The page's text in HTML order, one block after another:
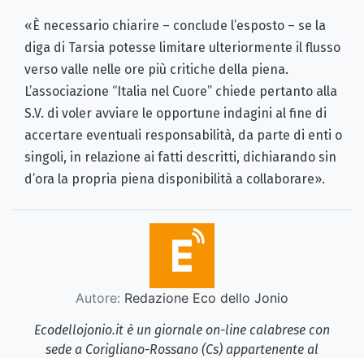
«È necessario chiarire – conclude l’esposto – se la
diga di Tarsia potesse limitare ulteriormente il flusso
verso valle nelle ore più critiche della piena.
L’associazione “Italia nel Cuore” chiede pertanto alla
S.V. di voler avviare le opportune indagini al fine di
accertare eventuali responsabilità, da parte di enti o
singoli, in relazione ai fatti descritti, dichiarando sin
d’ora la propria piena disponibilità a collaborare».
Autore: Redazione Eco dello Jonio
Ecodellojonio.it è un giornale on-line calabrese con
sede a Corigliano-Rossano (Cs) appartenente al